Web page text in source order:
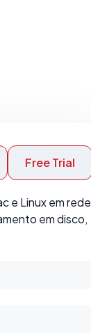
Free Trial
e Linux em rede
em disco,